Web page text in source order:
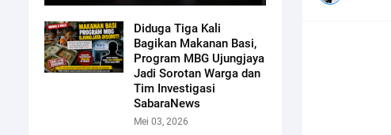
Diduga Tiga Kali
Bagikan Makanan Basi,
Program MBG Ujungjaya
Jadi Sorotan Warga dan
Tim Investigasi
SabaraNews
Mei 03, 2026